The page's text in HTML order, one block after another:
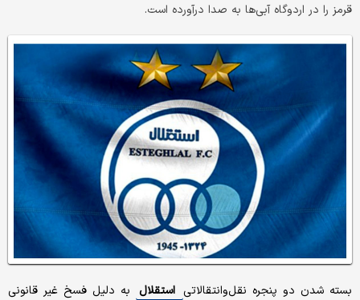
قرمز را در اردوگاه آبی‌ها به صدا درآورده است.
بسته شدن دو پنجره نقل‌و‌انتقالاتی استقلال
به دلیل فسخ غیر قانونی